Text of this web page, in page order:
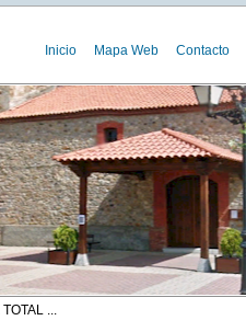
Inicio Mapa Web Contacto
...